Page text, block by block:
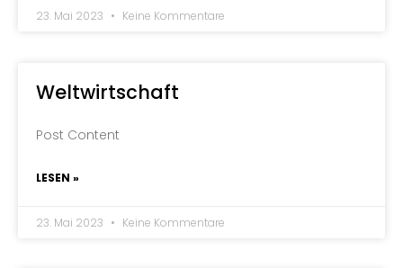
23. Mai 2023 Keine Kommentare
Weltwirtschaft
Post Content
LESEN »
23. Mai 2023 Keine Kommentare